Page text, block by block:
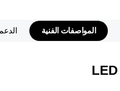
المواصفات الفنية